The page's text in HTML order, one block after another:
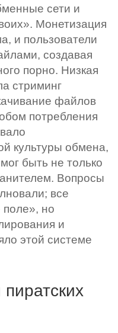
сети и
Монетизация
и пользователи
создавая
порно. Низкая
стриминг
файлов
потребления
культуры обмена,
быть не только
Вопросы
все
поле», но
и
этой системе